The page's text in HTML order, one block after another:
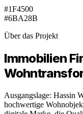
#1F4500
#6BA28B
Über das Projekt
Immobilien
Ausgangslage: Hassin
hochwertige